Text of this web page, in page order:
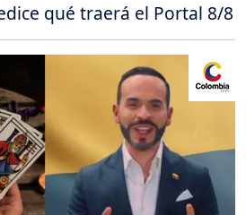
qué traerá el Portal 8/8